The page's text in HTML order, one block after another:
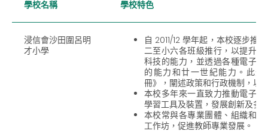
學校名稱 學校特色
浸信會沙田圍呂明
才小學
自 2011/12 學年起，本校逐步推
二至小六各班級推行，以提升
科技的能力，並透過各種電子
的能力和廿一世紀能力。此
冊》，闡述政策和行政機制，以
本校多年來一直致力推動電子
學習工具及裝置，發展創新及多
本校常與各專業團體、組織和
工作坊，促進教師專業發展。